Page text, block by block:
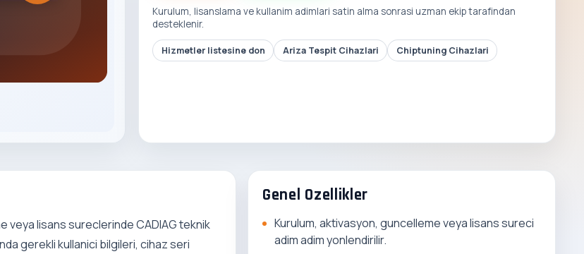
Kurulum, lisanslama ve kullanim adimlari satin alma sonrasi uzman ekip tarafindan
desteklenir.
Hizmetler listesine don Ariza Tespit Cihazlari Chiptuning Cihazlari
veya lisans sureclerinde CADIAG teknik
gerekli kullanici bilgileri, cihaz seri
Genel Ozellikler
Kurulum, aktivasyon, guncelleme veya lisans sureci
adim adim yonlendirilir.